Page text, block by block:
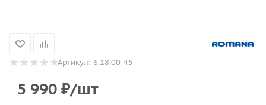
Артикул: 6.18.00-45
5 990 ₽/шт